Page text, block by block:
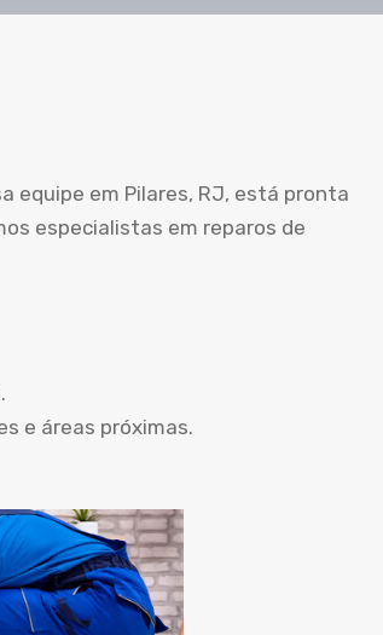
equipe em Pilares, RJ, está pronta
especialistas em reparos de
e áreas próximas.